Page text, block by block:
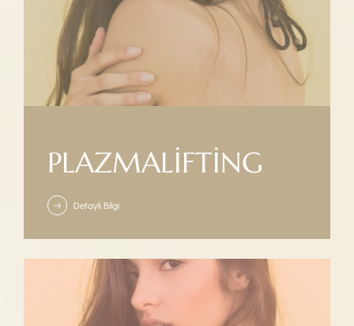
PLAZMALIFTING
Detaylı Bilgi